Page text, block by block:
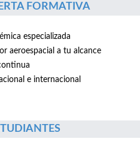
FORMATIVA
especializada
aeroespacial a tu alcance
e internacional